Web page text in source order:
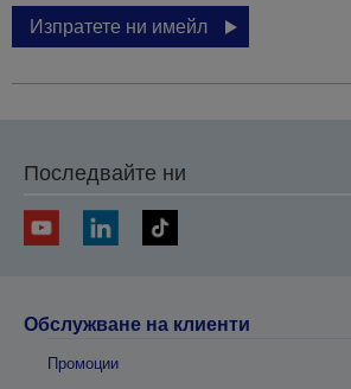
Изпратете ни имейл
Последвайте ни
Обслужване на клиенти
Промоции